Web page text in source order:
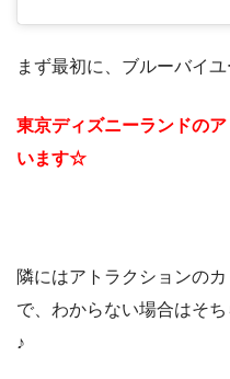
まず最初に、ブルーバイ
東京ディズニーランドの
います☆
隣にはアトラクションの
で、わからない場合はそ
♪